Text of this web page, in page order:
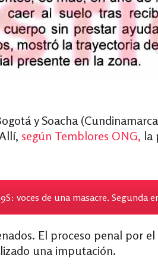
y Soacha
según Temblores ONG, la
voces de una masacre. Segunda
El proceso penal por
una imputación.